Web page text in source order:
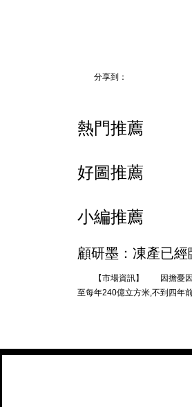
分享到：
熱門推薦
好圖推薦
小編推薦
顧研墨：凍產已
【市場資訊】 因擔憂因天
至每年240億立方米,不到四年